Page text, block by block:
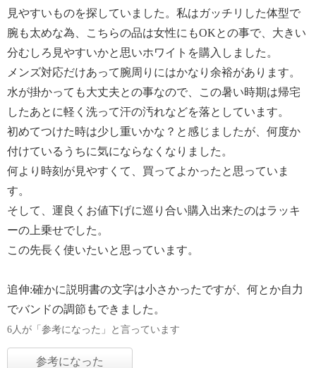
見やすいものを探していました。私はガッチリした体型で
腕も太めな為、こちらの品は女性にもOKとの事で、大きい
分むしろ見やすいかと思いホワイトを購入しました。
メンズ対応だけあって腕周りにはかなり余裕があります。
水が掛かっても大丈夫との事なので、この暑い時期は帰宅
したあとに軽く洗って汗の汚れなどを落としています。
初めてつけた時は少し重いかな？と感じましたが、何度か
付けているうちに気にならなくなりました。
何より時刻が見やすくて、買ってよかったと思っていま
す。
そして、運良くお値下げに巡り合い購入出来たのはラッキ
ーの上乗せでした。
この先長く使いたいと思っています。
追伸:確かに説明書の文字は小さかったですが、何とか自力
でバンドの調節もできました。
6人が「参考になった」と言っています
参考になった